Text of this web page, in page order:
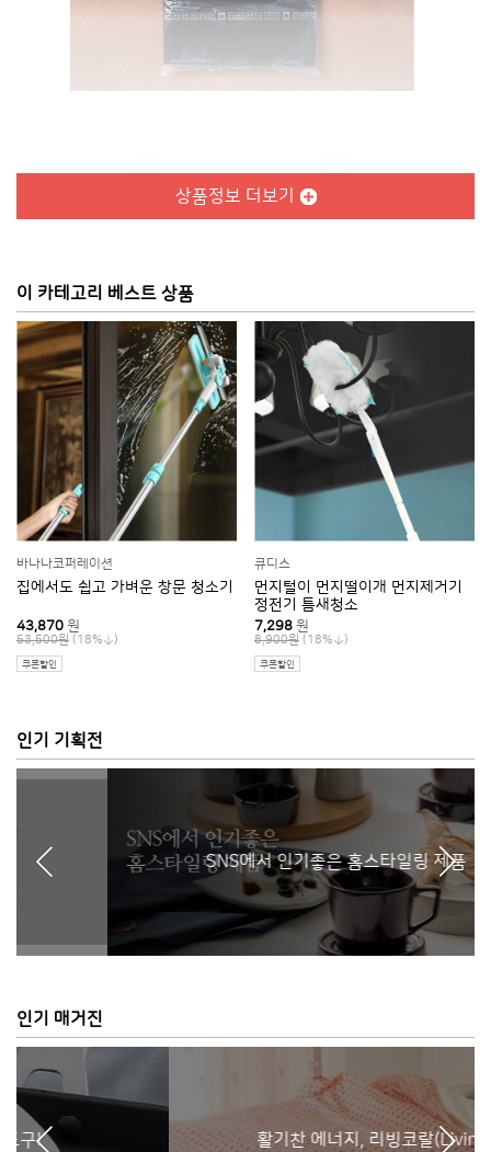
상품정보 더보기
이 카테고리 베스트 상품
바나나코퍼레이션
집에서도 쉽고 가벼운 창문 청소기
43,870 원
53,500원 (18% )
쿠폰할인
큐디스
먼지털이 먼지떨이개 먼지제거기
정전기 틈새청소
7,298 원
8,900원 (18% )
쿠폰할인
인기 기획전
SNS에서 인기좋은 홈스타일링 제품
인기 매거진
활기찬 에너지, 리빙코랄(Living Coral)